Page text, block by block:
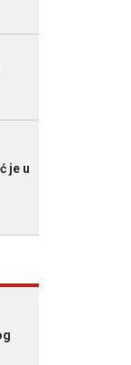
je u